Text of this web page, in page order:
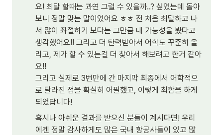
요! 최탈 할때는 과연 그럴 수 있을까..? 싶었는데 돌아
보니 정말 맞는 말이었어요 ㅎㅎ 전 처음 최탈하고 나
서 많이 좌절하기 보다는 그만큼 내 가능성을 봤다고
생각했어요!! 그리고 더 탄력받아서 어학도 꾸준히 올
리고, 제가 할 수 있는걸 더 찾아서 해보려고 한거 같아
요!!
그리고 실제로 3번만에 간 마지막 최종에서 어학적으
로 달라진 점을 확실히 어필했고, 이렇게 최합을 하게
되었답니다!
혹시나 아쉬운 결과를 받으신 분들이 계시다면! 우리
에겐 정말 감사하게도 많은 국내 항공사들이 있고 많